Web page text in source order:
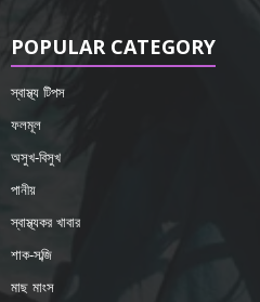
POPULAR CATEGORY
স্বাস্থ্য টিপস
ফলমূল
অসুখ-বিসুখ
পানীয়
স্বাস্থ্যকর খাবার
শাক-সব্জি
মাছ মাংস